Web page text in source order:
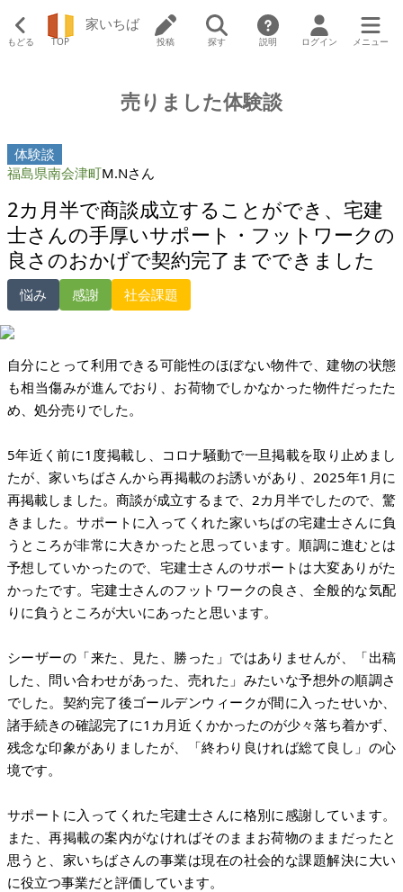
もどる TOP
家いちば
投稿 探す 説明 ログイン メニュー
売りました体験談
体験談
福島県南会津町M.Nさん
2カ月半で商談成立することができ、宅建
士さんの手厚いサポート・フットワークの
良さのおかげで契約完了までできました
悩み 感謝 社会課題
自分にとって利用できる可能性のほぼない物件で、建物の状態
も相当傷みが進んでおり、お荷物でしかなかった物件だったた
め、処分売りでした。
5年近く前に1度掲載し、コロナ騒動で一旦掲載を取り止めまし
たが、家いちばさんから再掲載のお誘いがあり、2025年1月に
再掲載しました。商談が成立するまで、2カ月半でしたので、驚
きました。サポートに入ってくれた家いちばの宅建士さんに負
うところが非常に大きかったと思っています。順調に進むとは
予想していかったので、宅建士さんのサポートは大変ありがた
かったです。宅建士さんのフットワークの良さ、全般的な気配
りに負うところが大いにあったと思います。
シーザーの「来た、見た、勝った」ではありませんが、「出稿
した、問い合わせがあった、売れた」みたいな予想外の順調さ
でした。契約完了後ゴールデンウィークが間に入ったせいか、
諸手続きの確認完了に1カ月近くかかったのが少々落ち着かず、
残念な印象がありましたが、「終わり良ければ総て良し」の心
境です。
サポートに入ってくれた宅建士さんに格別に感謝しています。
また、再掲載の案内がなければそのままお荷物のままだったと
思うと、家いちばさんの事業は現在の社会的な課題解決に大い
に役立つ事業だと評価しています。